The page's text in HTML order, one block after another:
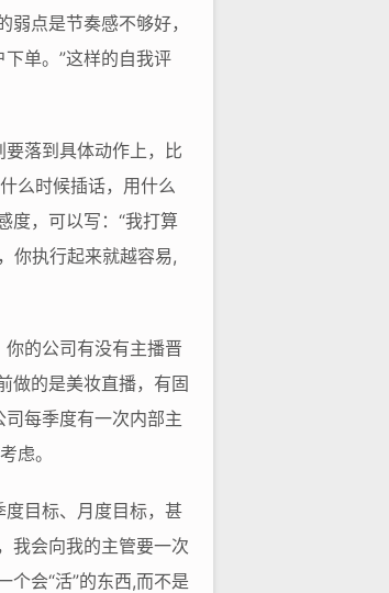
点是节奏感不够好，
单。”这样的自我评
落到具体动作上，比
么时候插话，用什么
度，可以写：“我打算
你执行起来就越容易,
的公司有没有主播晋
做的是美妆直播，有固
每季度有一次内部主
虑。
目标、月度目标，甚
我会向我的主管要一次
会“活”的东西,而不是